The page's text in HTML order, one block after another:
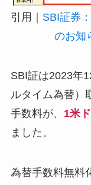
引用｜ SBI証券
のお知
SBI証は2023年
ルタイム為替）
手数料が、 1米
ました。
為替手数料無料